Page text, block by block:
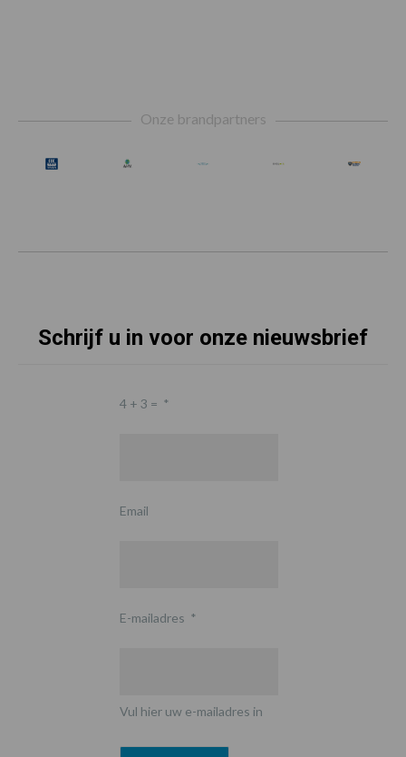
Onze brandpartners
Schrijf u in voor onze nieuwsbrief
4 + 3 = *
Email
E-mailadres *
Vul hier uw e-mailadres in